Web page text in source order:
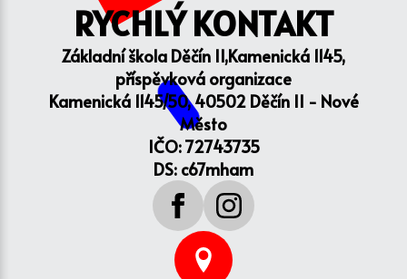
RYCHLÝ KONTAKT
Základní škola Děčín II,Kamenická 1145,
příspěvková organizace
Kamenická 1145/50, 40502 Děčín II - Nové
Město
IČO: 72743735
DS: c67mham